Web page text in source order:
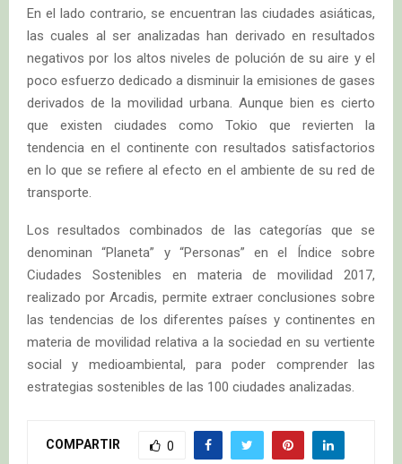
En el lado contrario, se encuentran las ciudades asiáticas,
las cuales al ser analizadas han derivado en resultados
negativos por los altos niveles de polución de su aire y el
poco esfuerzo dedicado a disminuir la emisiones de gases
derivados de la movilidad urbana. Aunque bien es cierto
que existen ciudades como Tokio que revierten la
tendencia en el continente con resultados satisfactorios
en lo que se refiere al efecto en el ambiente de su red de
transporte.
Los resultados combinados de las categorías que se
denominan “Planeta” y “Personas” en el Índice sobre
Ciudades Sostenibles en materia de movilidad 2017,
realizado por Arcadis, permite extraer conclusiones sobre
las tendencias de los diferentes países y continentes en
materia de movilidad relativa a la sociedad en su vertiente
social y medioambiental, para poder comprender las
estrategias sostenibles de las 100 ciudades analizadas.
COMPARTIR 0